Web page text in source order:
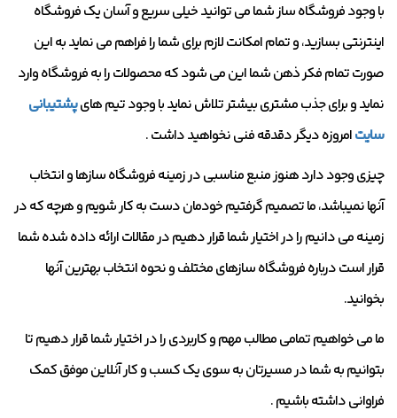
با وجود فروشگاه ساز شما می توانید خیلی سریع و آسان یک فروشگاه
اینترنتی بسازید، و تمام امکانت لازم برای شما را فراهم می نماید به این
صورت تمام فکر ذهن شما این می شود که محصولات را به فروشگاه وارد
نماید و برای جذب مشتری بیشتر تلاش نماید با وجود تیم هایپشتیبانی
سایتامروزه دیگر دقدقه فنی نخواهید داشت .
چیزی وجود دارد هنوز منبع مناسبی در زمینه فروشگاه سازها و انتخاب
آنها نمیباشد، ما تصمیم گرفتیم خودمان دست به کار شویم و هرچه که در
زمینه می دانیم را در اختیار شما قرار دهیم در مقالات ارائه داده شده شما
قرار است درباره فروشگاه سازهای مختلف و نحوه انتخاب بهترین آنها
بخوانید.
ما می خواهیم تمامی مطالب مهم و کاربردی را در اختیار شما قرار دهیم تا
بتوانیم به شما در مسیرتان به سوی یک کسب و کار آنلاین موفق کمک
فراوانی داشته باشیم .